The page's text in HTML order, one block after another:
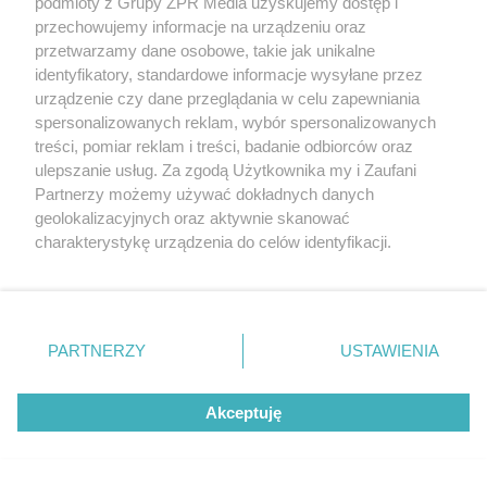
Śląskiem Wrocław. Czy przełamie
serię bez wygranej?
Zagrożenie wybuchem w
Swarzędzu. Policja zatrzymała 35-
latka, który zgłosił ładunek w swoim
aucie
przechowujemy informacje na urządzeniu oraz
przetwarzamy dane osobowe, takie jak unikalne
identyfikatory, standardowe informacje wysyłane przez
urządzenie czy dane przeglądania w celu zapewniania
spersonalizowanych reklam, wybór spersonalizowanych
treści, pomiar reklam i treści, badanie odbiorców oraz
ulepszanie usług. Za zgodą Użytkownika my i Zaufani
Partnerzy możemy używać dokładnych danych
geolokalizacyjnych oraz aktywnie skanować
charakterystykę urządzenia do celów identyfikacji.
zmienić/wycofać klikając przycisk ustawień prywatności
znajdujący się w lewym dolnym rogu strony
rodzaje przetwarzania danych nie wymagają zgody
użytkownika, ale masz prawo sprzeciwić się takiemu
przetwarzaniu. Preferencje będą miały zastosowanie tylko
PARTNERZY USTAWIENIA
Akceptuję